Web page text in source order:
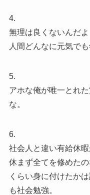
4.
無理は良くないんだよ
人間どんなに元気で
5.
アホな俺が唯一とれ
な。
6.
社会人と違い有給休
休まず全てを修めた
くらい身に付けたか
も社会勉強。